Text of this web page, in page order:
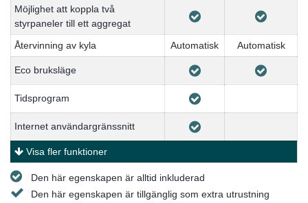
Möjlighet att koppla två
styrpaneler till ett aggregat
Återvinning av kyla
Automatisk Automatisk
Eco bruksläge
Tidsprogram
Internet användargränssnitt
Visa fler funktioner
Den här egenskapen är alltid inkluderad
Den här egenskapen är tillgänglig som extra utrustning